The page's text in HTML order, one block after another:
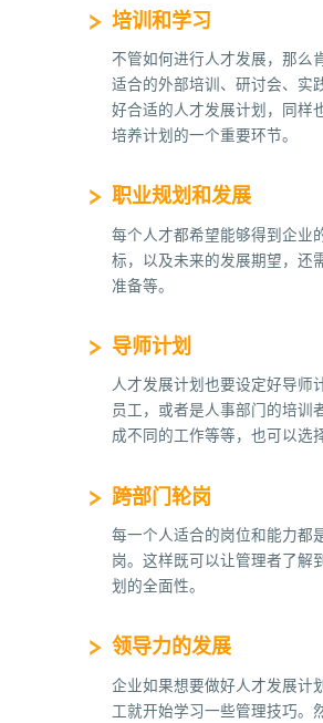
培训和学习
不管如何进行人才发展，那么
适合的外部培训、研讨会、实
好合适的人才发展计划，同样
培养计划的一个重要环节。
职业规划和发展
每个人才都希望能够得到企业
标，以及未来的发展期望，还
准备等。
导师计划
人才发展计划也要设定好导师
员工，或者是人事部门的培训
成不同的工作等等，也可以选
跨部门轮岗
每一个人适合的岗位和能力都
岗。这样既可以让管理者了解
划的全面性。
领导力的发展
企业如果想要做好人才发展计
工就开始学习一些管理技巧。